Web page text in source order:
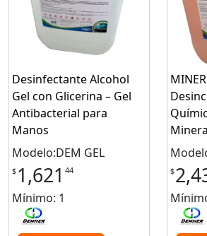
Desinfectante Alcohol
Gel con Glicerina – Gel
Antibacterial para
Manos
Modelo:DEM GEL
$ 1,621 44
Mínimo: 1
$